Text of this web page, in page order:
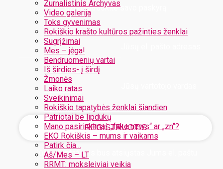
Žurnalistinis Archyvas
Video galerija
Toks gyvenimas
Rokiškio krašto kultūros pažinties ženklai
Sugrįžimai
Mes – jėga!
Bendruomenių vartai
Iš širdies- į širdį
Žmonės
Laiko ratas
Sveikinimai
Rokiškio tapatybės ženklai šiandien
Patriotai be lipdukų
Mano pasirinkimai: „fake news“ ar „zn“?
EKO Rokiškis – mums ir vaikams
Patirk čia…
Aš/Mes – LT
RRMT: moksleiviai veikia
Užregistruokite savo paskyrą
Jūsų slaptažodis bus atsiųstas Jums el. paštu